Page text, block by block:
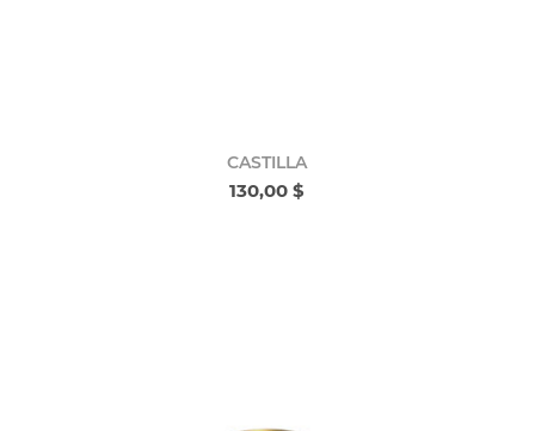
CASTILLA
130,00 $